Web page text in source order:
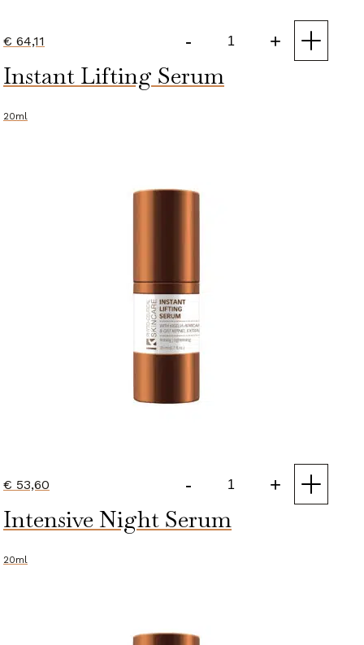
€ 64,11 -
Phytoflora
aantal
+
Instant Lifting Serum
20ml
€ 53,60 -
Lifting
Serum
+
Intensive Night Serum
20ml